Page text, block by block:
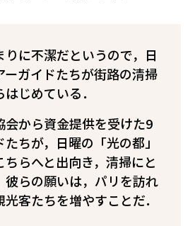
りに不潔だというので，日
ーガイドたちが街路の清掃
じめている．
会から資金提供を受けた9
ちが，日曜の「光の都」
ちらへと出向き，清掃にと
彼らの願いは，パリを訪れ
客たちを増やすことだ．